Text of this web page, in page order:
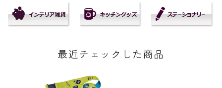
最近チェックした商品